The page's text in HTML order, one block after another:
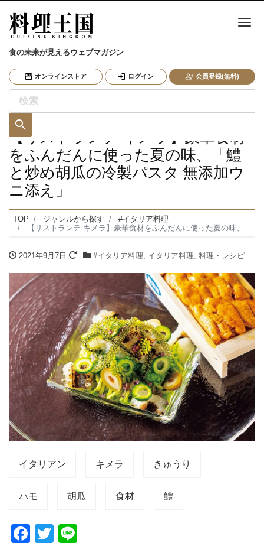
食の未来が見えるウェブマガジン
オンラインストア ログイン 会員登録(無料)
ナ
【リストランテ キメラ】豪華食材
をふんだんに使った夏の味、「鱧
と炒め胡瓜の冷製パスタ 無添加ウ
ニ添え」
TOP ジャンルから探す
#イタリア料理
【リストランテ キメラ】豪華食材をふんだんに使った夏の味、「鱧と炒め胡瓜の冷製パスタ 無添加ウニ添え」
2021年9月7日 #イタリア料理, イタリア料理, 料理・レシピ
イタリアン キメラ きゅうり
ハモ 胡瓜 食材 鱧
F
T